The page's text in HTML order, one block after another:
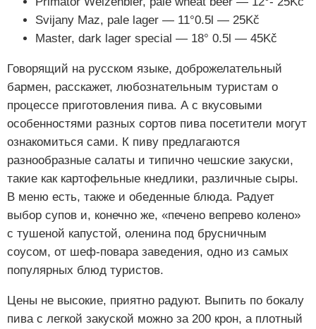
Svijany Maz, pale lager — 11°0.5l — 25Kč
Master, dark lager special — 18° 0.5l — 45Kč
Говорящий на русском языке, доброжелательный
бармен, расскажет, любознательным туристам о
процессе приготовления пива. А с вкусовыми
особенностями разных сортов пива посетители могут
ознакомиться сами. К пиву предлагаются
разнообразные салаты и типично чешские закуски,
такие как картофельные кнедлики, различные сыры.
В меню есть, также и обеденные блюда. Радует
выбор супов и, конечно же, «печено вепрево колено»
с тушеной капустой, оленина под брусничным
соусом, от шеф-повара заведения, одно из самых
популярных блюд туристов.
Цены не высокие, приятно радуют. Выпить по бокалу
пива с легкой закуской можно за 200 крон, а плотный